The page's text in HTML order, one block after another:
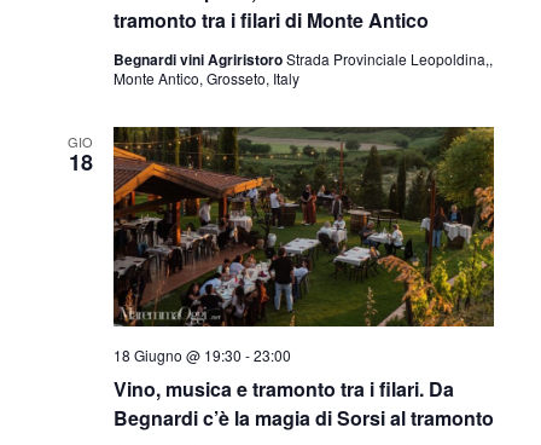
tramonto tra i filari di Monte Antico
Begnardi vini AgriristoroStrada Provinciale Leopoldina,,
Monte Antico, Grosseto, Italy
GIO
18
Vino, musica e tramonto tra i filari. Da
Begnardi c’è la magia di Sorsi al tramonto
18 Giugno @ 19:30 -23:00